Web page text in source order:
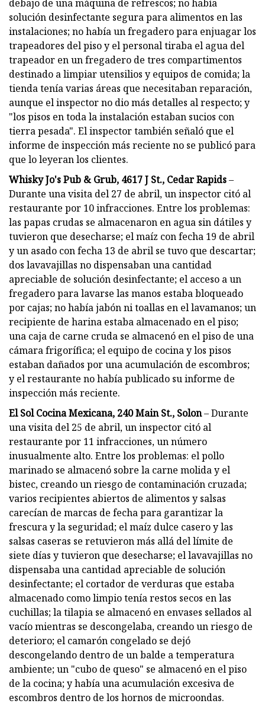
debajo de una máquina de refrescos; no había
solución desinfectante segura para alimentos en las
instalaciones; no había un fregadero para enjuagar los
trapeadores del piso y el personal tiraba el agua del
trapeador en un fregadero de tres compartimentos
destinado a limpiar utensilios y equipos de comida; la
tienda tenía varias áreas que necesitaban reparación,
aunque el inspector no dio más detalles al respecto; y
"los pisos en toda la instalación estaban sucios con
tierra pesada". El inspector también señaló que el
informe de inspección más reciente no se publicó para
que lo leyeran los clientes.
Whisky Jo's Pub & Grub, 4617 J St., Cedar Rapids–
Durante una visita del 27 de abril, un inspector citó al
restaurante por 10 infracciones. Entre los problemas:
las papas crudas se almacenaron en agua sin dátiles y
tuvieron que desecharse; el maíz con fecha 19 de abril
y un asado con fecha 13 de abril se tuvo que descartar;
dos lavavajillas no dispensaban una cantidad
apreciable de solución desinfectante; el acceso a un
fregadero para lavarse las manos estaba bloqueado
por cajas; no había jabón ni toallas en el lavamanos; un
recipiente de harina estaba almacenado en el piso;
una caja de carne cruda se almacenó en el piso de una
cámara frigorífica; el equipo de cocina y los pisos
estaban dañados por una acumulación de escombros;
y el restaurante no había publicado su informe de
inspección más reciente.
El Sol Cocina Mexicana, 240 Main St., Solon– Durante
una visita del 25 de abril, un inspector citó al
restaurante por 11 infracciones, un número
inusualmente alto. Entre los problemas: el pollo
marinado se almacenó sobre la carne molida y el
bistec, creando un riesgo de contaminación cruzada;
varios recipientes abiertos de alimentos y salsas
carecían de marcas de fecha para garantizar la
frescura y la seguridad; el maíz dulce casero y las
salsas caseras se retuvieron más allá del límite de
siete días y tuvieron que desecharse; el lavavajillas no
dispensaba una cantidad apreciable de solución
desinfectante; el cortador de verduras que estaba
almacenado como limpio tenía restos secos en las
cuchillas; la tilapia se almacenó en envases sellados al
vacío mientras se descongelaba, creando un riesgo de
deterioro; el camarón congelado se dejó
descongelando dentro de un balde a temperatura
ambiente; un "cubo de queso" se almacenó en el piso
de la cocina; y había una acumulación excesiva de
escombros dentro de los hornos de microondas.